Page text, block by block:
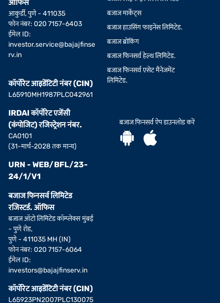
ऑफिस
आकुर्डी, पुणे - 411035
फोन नंबर: 020 7157-6403
ईमेल ID:
investor.service@bajajfinse
rv.in
कॉर्पोरेट आइडेंटिटी नंबर (CIN)
L65910MH1987PLC042961
IRDAI कॉर्पोरेट एजेंसी
(कंपोजिट) रजिस्ट्रेशन नंबर.
CA0101
(31-मार्च-2028 तक मान्य)
URN - WEB/BFL/23-
24/1/V1
बजाज फिनसर्व लिमिटेड
रजिस्टर्ड. ऑफिस
बजाज ऑटो लिमिटेड कॉम्प्लेक्स मुंबई
- पुणे रोड,
पुणे - 411035 MH (IN)
फोन नंबर: 020 7157-6064
ईमेल ID:
investors@bajajfinserv.in
कॉर्पोरेट आइडेंटिटी नंबर (CIN)
L65923PN2007PLC130075
बजाज मार्केट्स
बजाज हाउसिंग फाइनेंस लिमिटेड.
बजाज ब्रोकिंग
बजाज फिनसर्व हेल्थ लिमिटेड.
बजाज फिनसर्व एसेट मैनेजमेंट
लिमिटेड.
बजाज फिनसर्व ऐप डाउनलोड करें